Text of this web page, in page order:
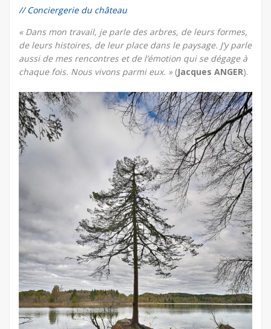
// Conciergerie du château
« Dans mon travail, je parle des arbres, de leurs formes,
de leurs histoires, de leur place dans le paysage. J’y parle
aussi de mes rencontres et de l’émotion qui se dégage à
chaque fois. Nous vivons parmi eux. » (Jacques ANGER).